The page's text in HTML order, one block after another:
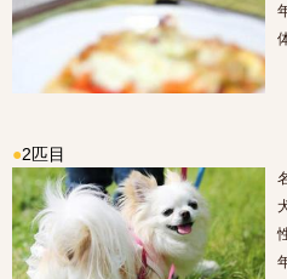
●2匹目